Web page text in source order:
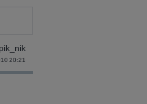
pik_nik
20:21